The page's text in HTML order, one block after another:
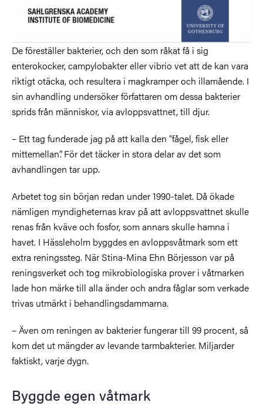
De föreställer bakterier, och den som råkat få i sig
enterokocker, campylobakter eller vibrio vet att de kan vara
riktigt otäcka, och resultera i magkramper och illamående. I
sin avhandling undersöker författaren om dessa bakterier
sprids från människor, via avloppsvattnet, till djur.
– Ett tag funderade jag på att kalla den ”fågel, fisk eller
mittemellan”. För det täcker in stora delar av det som
avhandlingen tar upp.
Arbetet tog sin början redan under 1990-talet. Då ökade
nämligen myndigheternas krav på att avloppsvattnet skulle
renas från kväve och fosfor, som annars skulle hamna i
havet. I Hässleholm byggdes en avloppsvåtmark som ett
extra reningssteg. När Stina-Mina Ehn Börjesson var på
reningsverket och tog mikrobiologiska prover i våtmarken
lade hon märke till alla änder och andra fåglar som verkade
trivas utmärkt i behandlingsdammarna.
– Även om reningen av bakterier fungerar till 99 procent, så
kom det ut mängder av levande tarmbakterier. Miljarder
faktiskt, varje dygn.
Byggde egen våtmark